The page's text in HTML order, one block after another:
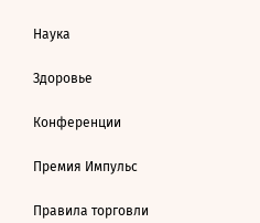
Наука
Здоровье
Конференции
Премия Импульс
Правила торговли